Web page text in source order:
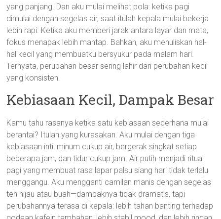
yang panjang. Dan aku mulai melihat pola: ketika pagi
dimulai dengan segelas air, saat itulah kepala mulai bekerja
lebih rapi. Ketika aku memberi jarak antara layar dan mata,
fokus menapak lebih mantap. Bahkan, aku menuliskan hal-
hal kecil yang membuatku bersyukur pada malam hari.
Ternyata, perubahan besar sering lahir dari perubahan kecil
yang konsisten.
Kebiasaan Kecil, Dampak Besar
Kamu tahu rasanya ketika satu kebiasaan sederhana mulai
berantai? Itulah yang kurasakan. Aku mulai dengan tiga
kebiasaan inti: minum cukup air, bergerak singkat setiap
beberapa jam, dan tidur cukup jam. Air putih menjadi ritual
pagi yang membuat rasa lapar palsu siang hari tidak terlalu
menggangu. Aku mengganti camilan manis dengan segelas
teh hijau atau buah—dampaknya tidak dramatis, tapi
perubahannya terasa di kepala: lebih tahan banting terhadap